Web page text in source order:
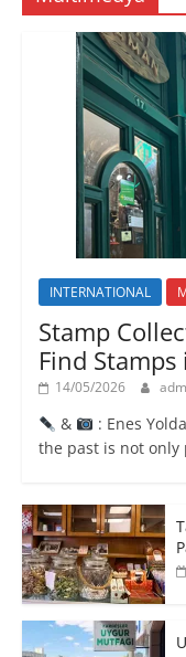
INTERNATIONAL
Stamp
Find
14/05/2026
&
: Enes
the past is not